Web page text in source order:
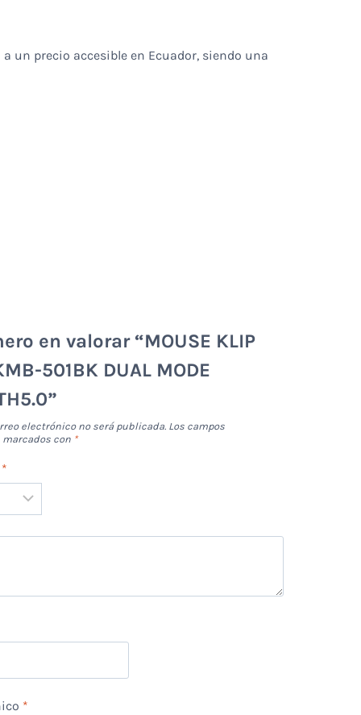
a un precio accesible en Ecuador, siendo una
en valorar “MOUSE KLIP
501BK DUAL MODE
electrónico no será publicada. Los campos
con *
*
*